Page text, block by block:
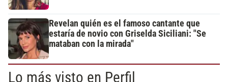
Revelan quién es el famoso cantante que
estaría de novio con Griselda Siciliani: "Se
mataban con la mirada"
Lo más visto en Perfil